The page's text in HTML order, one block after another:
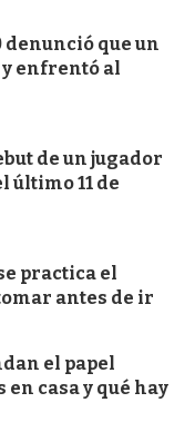
denunció que un
enfrentó al
de un jugador
último 11 de
practica el
antes de ir
el papel
casa y qué hay